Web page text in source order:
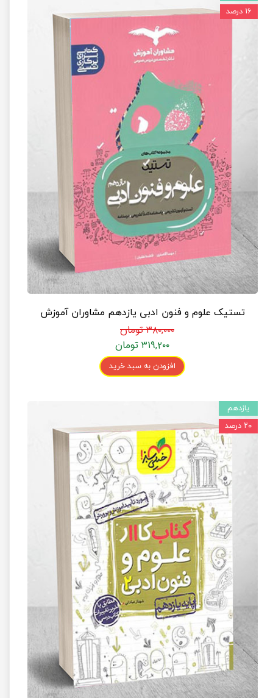
تستیک علوم و فنون ادبی یازدهم مشاوران آموزش
۳۸۰,۰۰۰ تومان
۳۱۹,۲۰۰ تومان
افزودن به سبد خرید
۱۶ درصد
یازدهم
۲۰ درصد